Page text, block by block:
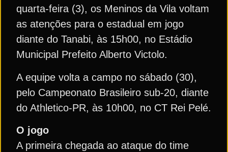
quarta-feira (3), os Meninos da Vila voltam
as atenções para o estadual em jogo
diante do Tanabi, às 15h00, no Estádio
Municipal Prefeito Alberto Victolo.
A equipe volta a campo no sábado (30),
pelo Campeonato Brasileiro sub-20, diante
do Athletico-PR, às 10h00, no CT Rei Pelé.
O jogo
A primeira chegada ao ataque do time